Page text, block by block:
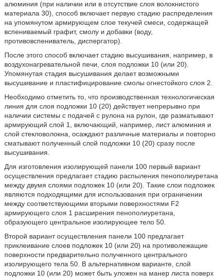
алюминия (при наличии или в отсутствие слоя волокнистого
материала 30), способ включает первую стадию распределения
на упомянутом армирующем слое текучей смеси, содержащей
вспениваемый графит, смолу и добавки (воду,
противовспениватель, диспергатор).
После этого способ включает стадию высушивания, например, в
воздухонагревательной печи, слоя подложки 10 (или 20).
Упомянутая стадия высушивания делает возможными
высушивание и пластифицирование смолы огнестойкого слоя 2.
Необходимо отметить то, что производственная технологическая
линия для слоя подложки 10 (20) действует непрерывно при
наличии системы с подачей с рулона на рулон, где разматывают
армирующий слой 1, включающий, например, лист алюминия и
слой стекловолокна, осаждают различные материалы и повторно
сматывают полученный слой подложки 10 (20) сразу после
высушивания.
Для изготовления изолирующей панели 100 первый вариант
осуществления предлагает стадию распыления пенополиуретана
между двумя слоями подложек 10 (или 20). Такие слои подложек
являются подходящими для использования при ограничении
между соответствующими вторыми поверхностями F2
армирующего слоя 1 расширения пенополиуретана,
образующего центральное изолирующее тело 50.
Второй вариант осуществления панели 100 предлагает
приклеивание слоев подложек 10 (или 20) на противолежащие
поверхности предварительно полученного центрального
изолирующего тела 50. В альтернативном варианте, слой
подложки 10 (или 20) может быть уложен на манер листа поверх